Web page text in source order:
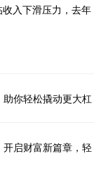
入下滑压力，去年
你轻松撬动更大杠
启财富新篇章，轻